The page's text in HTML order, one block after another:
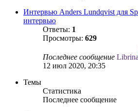
Интервью Anders Lundqvist для
интервью
Ответы: 1
Просмотры: 629
Последнее сообщение Librina
12 июл 2020, 20:35
Темы
Статистика
Последнее сообщение